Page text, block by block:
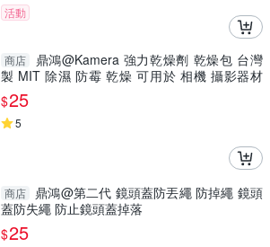
活動
商店
鼎鴻@Kamera 強力乾燥劑 乾燥包 台灣
製 MIT 除濕 防霉 乾燥 可用於 相機 攝影器材
電池 零件(單包售)
$25
5
商店
鼎鴻@第二代 鏡頭蓋防丟繩 防掉繩 鏡頭
蓋防失繩 防止鏡頭蓋掉落
$25